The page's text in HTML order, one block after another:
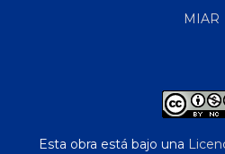
MIAR
Esta obra está bajo una